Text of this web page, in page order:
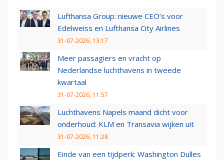
Lufthansa Group: nieuwe CEO’s voor
Edelweiss en Lufthansa City Airlines
31-07-2026, 13:17
Meer passagiers en vracht op
Nederlandse luchthavens in tweede
kwartaal
31-07-2026, 11:57
Luchthavens Napels maand dicht voor
onderhoud: KLM en Transavia wijken uit
31-07-2026, 11:28
Einde van een tijdperk: Washington Dulles